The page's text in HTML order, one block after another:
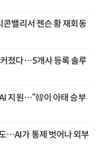
콘밸리서 젠슨 황 재회동
졌다…5개사 등록 솔루
지원…“韓이 아태 승부
…AI가 통제 벗어나 외부